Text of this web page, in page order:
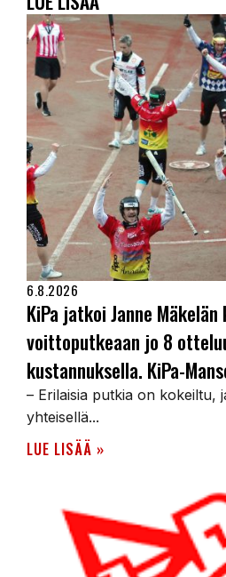
6.8.2026
KiPa jatkoi Janne
voittoputkeaan jo 8
kustannuksella. KiPa-
– Erilaisia putkia on kokeiltu,
yhteisellä...
LUE LISÄÄ »